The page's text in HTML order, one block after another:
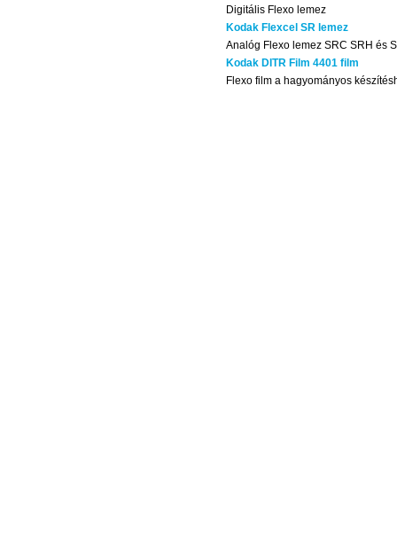
Digitális Flexo lemez
Kodak Flexcel SR lemez
Analóg Flexo lemez SRC SRH és
Kodak DITR Film 4401 film
Flexo film a hagyományos